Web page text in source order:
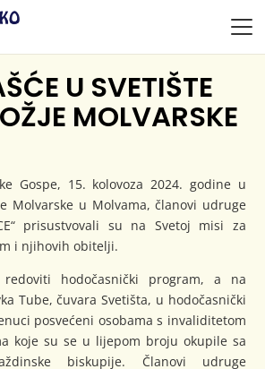
U SVETIŠTE
MOLVARSKE
Gospe, 15. kolovoza 2024. godine u
Molvarske u Molvama, članovi udruge
prisustvovali su na Svetoj misi za
i njihovih obitelji.
hodočasnički program, a na
Tube, čuvara Svetišta, u hodočasnički
posvećeni osobama s invaliditetom
koje su se u lijepom broju okupile sa
biskupije. Članovi udruge